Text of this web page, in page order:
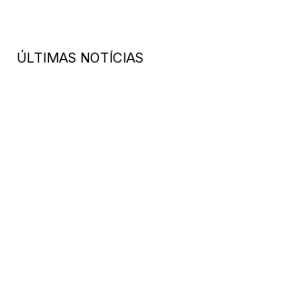
ÚLTIMAS NOTÍCIAS